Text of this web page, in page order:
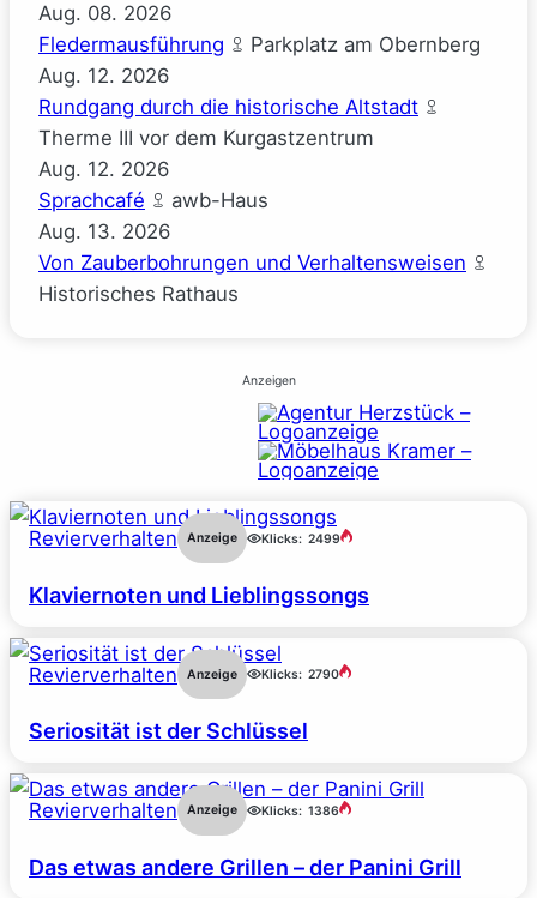
Aug. 08. 2026
Fledermausführung
Parkplatz am Obernberg
Aug. 12. 2026
Rundgang durch die historische Altstadt
Therme III vor dem Kurgastzentrum
Aug. 12. 2026
Sprachcafé
awb-Haus
Aug. 13. 2026
Von Zauberbohrungen und Verhaltensweisen
Historisches Rathaus
Anzeigen
Revierverhalten Anzeige Klicks: 2499
Klaviernoten und Lieblingssongs
Revierverhalten Anzeige Klicks: 2790
Seriosität ist der Schlüssel
Revierverhalten Anzeige Klicks: 1386
Das etwas andere Grillen – der Panini Grill